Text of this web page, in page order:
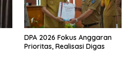
DPA 2026 Fokus Anggaran
Prioritas, Realisasi Digas